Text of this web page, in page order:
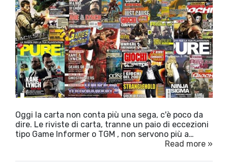
Oggi la carta non conta più una sega, c'è poco da
dire. Le riviste di carta, tranne un paio di eccezioni
tipo Game Informer o TGM , non servono più a…
Read more »